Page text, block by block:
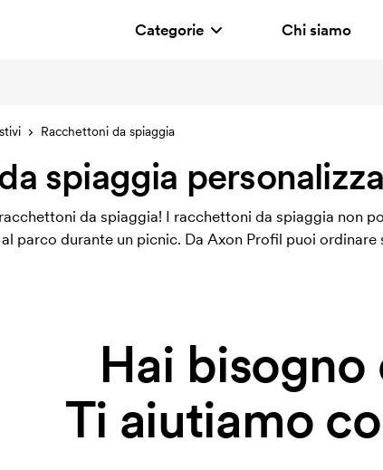
Categorie Chi siamo
Racchettoni da spiaggia
spiaggia
da spiaggia! I racchettoni da spiaggia non
parco durante un picnic. Da Axon Profil puoi
Hai bisogno
Ti aiutiamo